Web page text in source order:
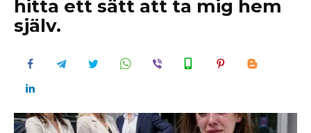
hitta ett sätt att ta mig hem
själv.